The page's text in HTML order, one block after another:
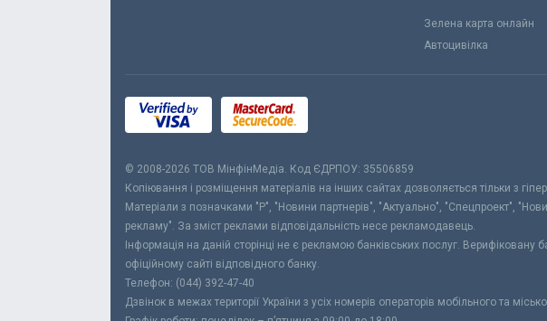
Зелена карта онлайн
Автоцивілка
© 2008-2026 ТОВ МiнфiнМедiа. Код ЄДРПОУ: 35506859
Копіювання і розміщення матеріалів на інших сайтах дозволяється тільки з
Матеріали з позначками "Р", "Новини партнерів", "Актуально", "Спецпроект",
рекламу". За зміст реклами відповідальність несе рекламодавець.
Інформація на даній сторінці не є рекламою банківських послуг.
офіційному сайті відповідного банку.
Телефон: (044) 392-47-40
Дзвінок в межах території України з усіх номерів операторів мобільного та